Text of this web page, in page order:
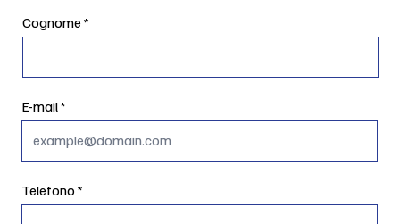
Cognome
E-mail
Telefono